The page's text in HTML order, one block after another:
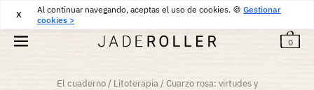
Al continuar navegando, aceptas el uso de cookies. 🍪 Gestionar
cookies >
X 30€
DEVOLUCIONES GRATUITAS DURANTE 30 DÍAS
0
El cuaderno/ Litoterapia/Cuarzo rosa: virtudes y